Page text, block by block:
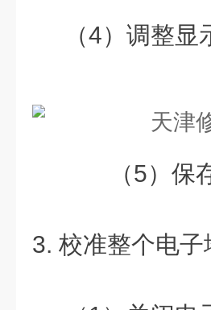
（4）调整显
（5）保
3. 校准整个电子